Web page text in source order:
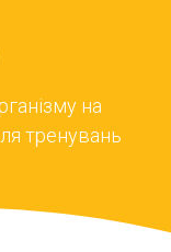
на
тренувань